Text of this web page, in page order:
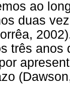
ao
duas
três